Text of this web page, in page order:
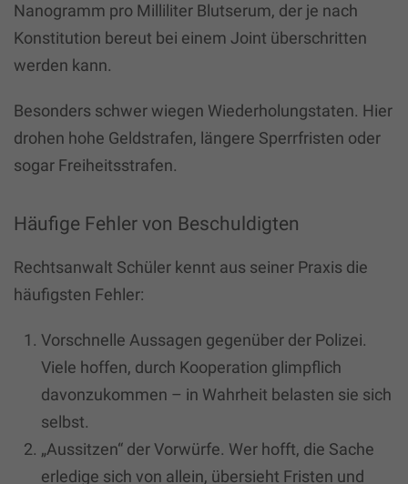
Nanogramm pro Milliliter Blutserum, der je nach
Konstitution bereut bei einem Joint überschritten
werden kann.
Besonders schwer wiegen Wiederholungstaten. Hier
drohen hohe Geldstrafen, längere Sperrfristen oder
sogar Freiheitsstrafen.
Häufige Fehler von Beschuldigten
Rechtsanwalt Schüler kennt aus seiner Praxis die
häufigsten Fehler:
Vorschnelle Aussagen gegenüber der Polizei.
Viele hoffen, durch Kooperation glimpflich
davonzukommen – in Wahrheit belasten sie sich
selbst.
„Aussitzen“ der Vorwürfe. Wer hofft, die Sache
erledige sich von allein, übersieht Fristen und